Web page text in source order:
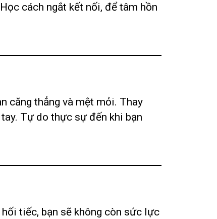
cách ngắt kết nối, để tâm hồn
căng thẳng và mệt mỏi. Thay
Tự do thực sự đến khi bạn
tiếc, bạn sẽ không còn sức lực